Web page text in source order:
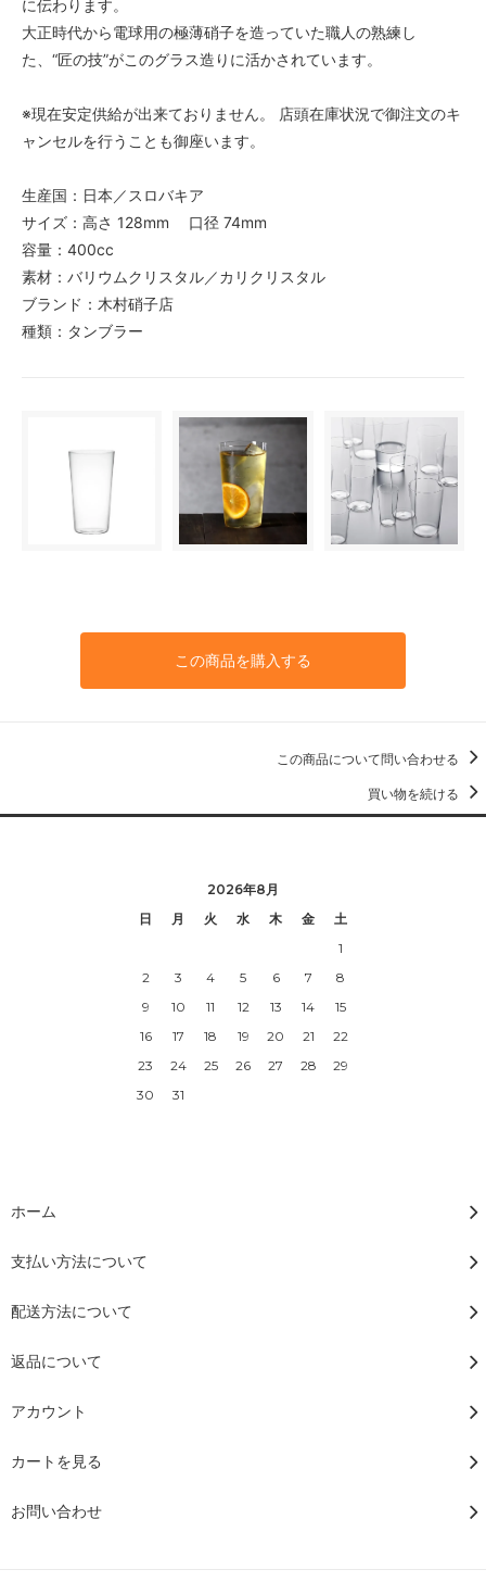
に伝わります。
大正時代から電球用の極薄硝子を造っていた職人の熟練し
た、“匠の技”がこのグラス造りに活かされています。
※現在安定供給が出来ておりません。 店頭在庫状況で御注文のキ
ャンセルを行うことも御座います。
生産国：日本／スロバキア
サイズ：高さ 128mm 口径 74mm
容量：400cc
素材：バリウムクリスタル／カリクリスタル
ブランド：木村硝子店
種類：タンブラー
この商品を購入する
この商品について問い合わせる
買い物を続ける
2026年8月
日
月 火 水 木 金
土
1
2
3 4 5 6 7
8
9
10 11 12 13 14
15
16
17 18 19 20 21
22
23
24 25 26 27 28
29
30
31
ホーム
支払い方法について
配送方法について
返品について
アカウント
カートを見る
お問い合わせ